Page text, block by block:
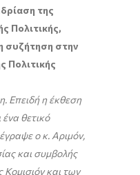
της
Πολιτικής,
συζήτηση στην
Πολιτικής
Επειδή η έκθεση
θετικό
ο κ. Αριμόν,
και συμβολής
Κομισιόν και των